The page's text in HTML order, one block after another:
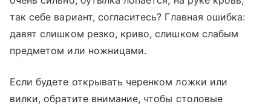
так себе вариант, согласитесь? Главная ошибка:
давят слишком резко, криво, слишком слабым
предметом или ножницами.
Если будете открывать черенком ложки или
вилки, обратите внимание, чтобы столовые